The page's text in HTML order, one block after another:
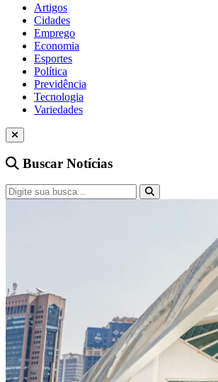
Artigos
Cidades
Emprego
Economia
Esportes
Política
Previdência
Tecnologia
Variedades
Buscar Notícias